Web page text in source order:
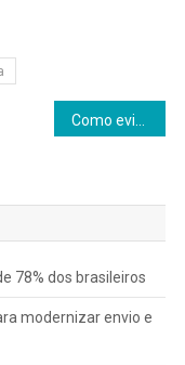
78% dos brasileiros
modernizar envio e